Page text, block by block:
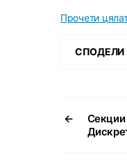
Прочети
СПОДЕЛИ
←